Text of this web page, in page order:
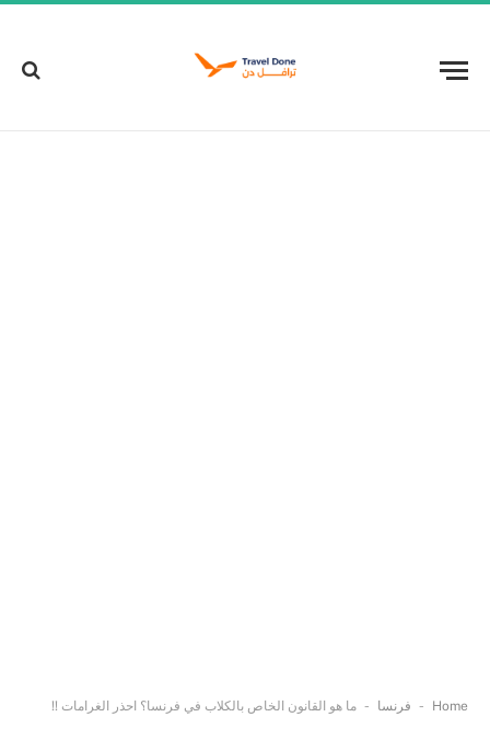
Home
- فرنسا - ما هو القانون الخاص بالكلاب في فرنسا؟ احذر الغرامات !!